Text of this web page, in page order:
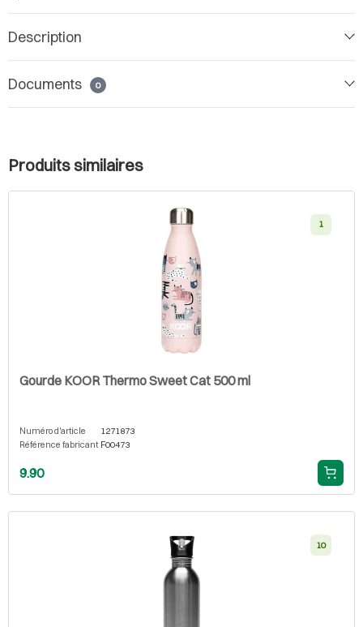
Description
Documents 0
Produits similaires
1
Gourde KOOR Thermo Sweet Cat 500 ml
Numéro d'article
1271873
Référence fabricant F00473
9.90
10